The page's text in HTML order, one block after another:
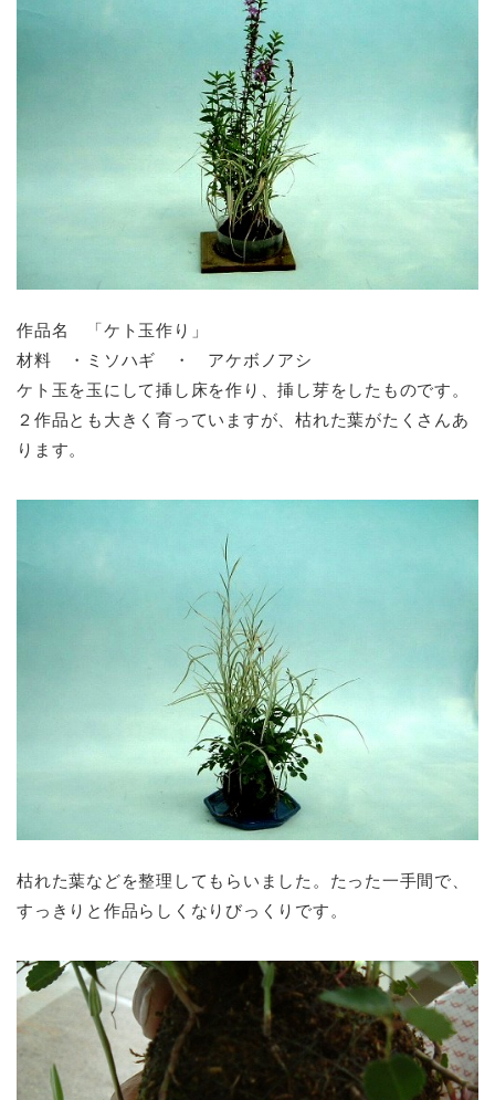
作品名 「ケト玉作り」
材料 ・ミソハギ ・ アケボノアシ
ケト玉を玉にして挿し床を作り、挿し芽をしたものです。
２作品とも大きく育っていますが、枯れた葉がたくさんあ
ります。
枯れた葉などを整理してもらいました。たった一手間で、
すっきりと作品らしくなりびっくりです。